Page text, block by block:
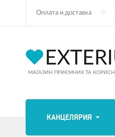
Оплата и доставка
МАГАЗИН ПРИЄМНИХ ТА
КАНЦЕЛЯРИЯ